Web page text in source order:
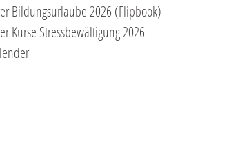
Bildungsurlaube 2026 (Flipbook)
Kurse Stressbewältigung 2026